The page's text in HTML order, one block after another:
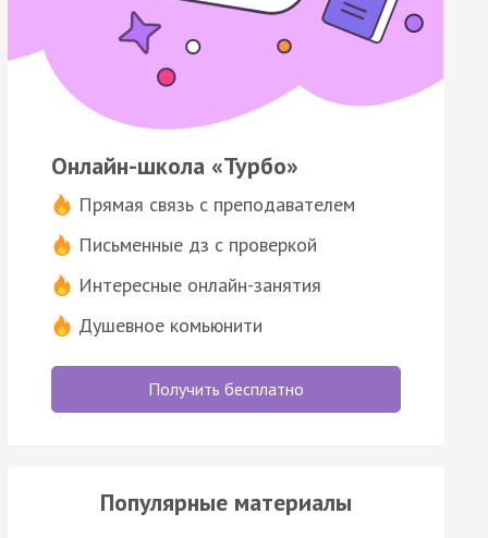
Онлайн-школа «Турбо»
Прямая связь с преподавателем
Письменные дз с проверкой
Интересные онлайн-занятия
Душевное комьюнити
Получить бесплатно
Популярные материалы